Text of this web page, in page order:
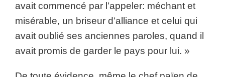
avait commencé par l’appeler: méchant et
misérable, un briseur d’alliance et celui qui
avait oublié ses anciennes paroles, quand il
avait promis de garder le pays pour lui. »